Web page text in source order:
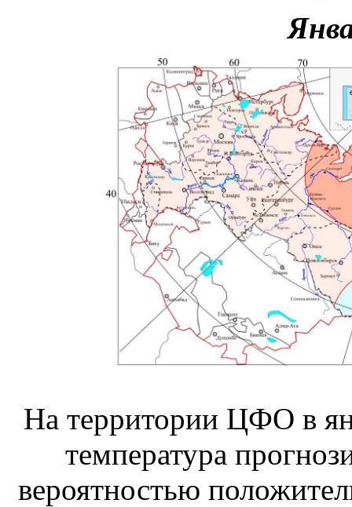
На территории ЦФО в
температура
вероятностью